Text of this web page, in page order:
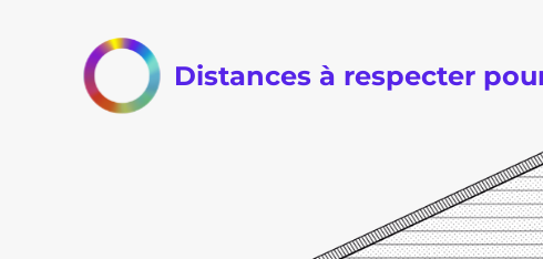
Distances à respecter